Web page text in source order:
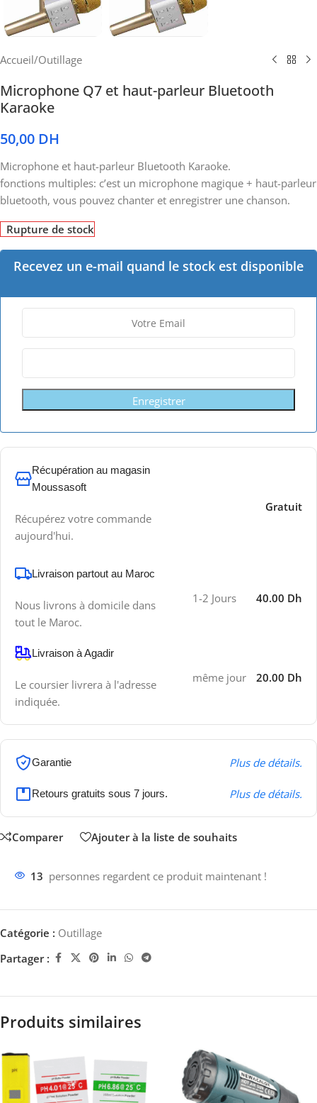
Accueil/Outillage
Microphone Q7 et haut-parleur Bluetooth
Karaoke
50,00 DH
Microphone et haut-parleur Bluetooth Karaoke.
fonctions multiples: c’est un microphone magique + haut-parleur
bluetooth, vous pouvez chanter et enregistrer une chanson.
Rupture de stock
Recevez un e-mail quand le stock est disponible
Enregistrer
Récupération au magasin
Moussasoft
Récupérez votre commande
aujourd'hui.
Gratuit
Livraison partout au Maroc
Nous livrons à domicile dans
tout le Maroc.
1-2 Jours 40.00 Dh
Livraison à Agadir
Le coursier livrera à l'adresse
indiquée.
même jour 20.00 Dh
Garantie Plus de détails.
Retours gratuits sous 7 jours. Plus de détails.
Comparer Ajouter à la liste de souhaits
13 personnes regardent ce produit maintenant !
Catégorie : Outillage
Partager :
Produits similaires